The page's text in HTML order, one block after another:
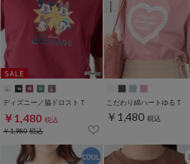
ディズニー／脇ドロストＴ
￥1,480 税込
￥1,980税込
こだわり綿ハートゆるＴ
￥1,480 税込